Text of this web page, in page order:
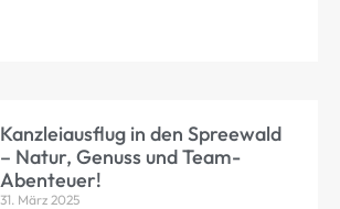
Kanzleiausflug in den Spreewald
– Natur, Genuss und Team-
Abenteuer!
31. März 2025